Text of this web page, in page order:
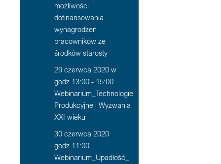
możliwości
dofinansowania
wynagrodzeń
pracowników ze
środków starosty
29 czerwca 2020 w
godz.13:00 - 15:00
Webinarium_Technologie
Produkcyjne i Wyzwania
XXI wieku
30 czerwca 2020
godz.11:00
Webinarium_Upadłość_